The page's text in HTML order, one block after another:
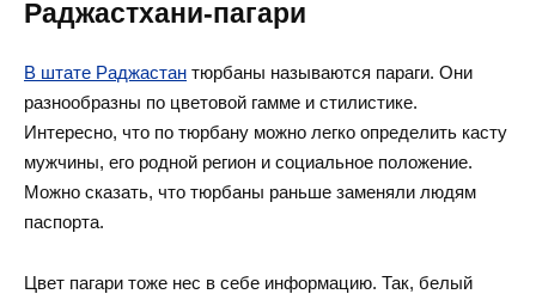
Раджастхани-пагари
В штате Раджастан тюрбаны называются параги. Они
разнообразны по цветовой гамме и стилистике.
Интересно, что по тюрбану можно легко определить касту
мужчины, его родной регион и социальное положение.
Можно сказать, что тюрбаны раньше заменяли людям
паспорта.
Цвет пагари тоже нес в себе информацию. Так, белый